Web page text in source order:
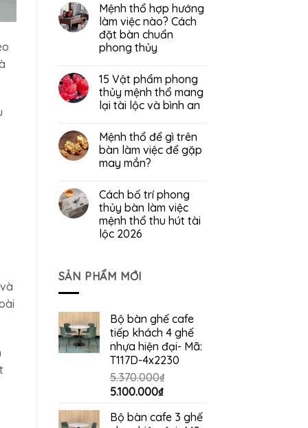
Mệnh thổ hợp hướng
làm việc nào? Cách
đặt bàn chuẩn
phong thủy
15 Vật phẩm phong
thủy mệnh thổ mang
lại tài lộc và bình an
Mệnh thổ để gì trên
bàn làm việc để gặp
may mắn?
Cách bố trí phong
thủy bàn làm việc
mệnh thổ thu hút tài
lộc 2026
SẢN PHẨM MỚI
Bộ bàn ghế cafe
tiếp khách 4 ghế
nhựa hiện đại- Mã:
T117D-4x2230
5.370.000₫
Giá
là:
5.100.000₫Giá
tại
Bộ bàn cafe 3 ghế